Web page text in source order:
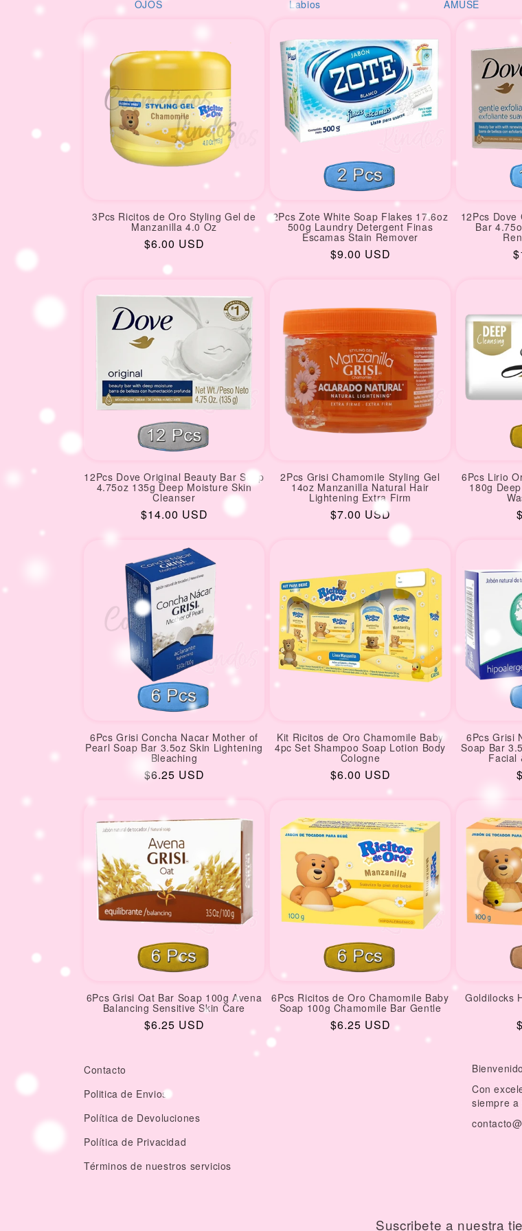
o
Labios AMUSE Lo más reciente
3Pcs Ricitos de Oro Styling Gel de
Manzanilla 4.0 Oz
Regular
$6.00 USD
2Pcs Zote White Soap Flakes 17.6oz
500g Laundry Detergent Finas
Escamas Stain Remover
Regular
$9.00 USD
12Pcs
Bar
12Pcs Dove Original Beauty Bar Soap
4.75oz 135g Deep Moisture Skin
Cleanser
Regular
$14.00 USD
2Pcs Grisi Chamomile Styling Gel
14oz Manzanilla Natural Hair
Lightening Extra Firm
Regular
$7.00 USD
6Pcs Lirio
180g
6Pcs Grisi Concha Nacar Mother of
Pearl Soap Bar 3.5oz Skin Lightening
Bleaching
Regular
$6.25 USD
Kit Ricitos de Oro Chamomile Baby
4pc Set Shampoo Soap Lotion Body
Cologne
Regular
$6.00 USD
6Pcs Grisi
Soap Bar
Facial
6Pcs Grisi Oat Bar Soap 100g Avena
Balancing Sensitive Skin Care
Regular
$6.25 USD
6Pcs Ricitos de Oro Chamomile Baby
Soap 100g Chamomile Bar Gentle
Regular
$6.25 USD
Goldilocks
Contacto
Politica de Envios
Política de Devoluciones
Política de Privacidad
Términos de nuestros servicios
Con
siempre a
Suscribete a nuestra